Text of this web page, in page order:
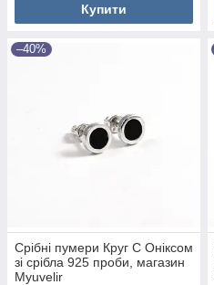
Купити
–40%
Срібні пумери Круг С Оніксом
зі срібла 925 проби, магазин
Myuvelir